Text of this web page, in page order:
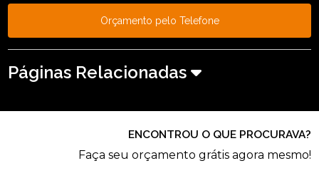
Orçamento pelo Telefone
Páginas Relacionadas
ENCONTROU O QUE PROCURAVA?
Faça seu orçamento grátis agora mesmo!